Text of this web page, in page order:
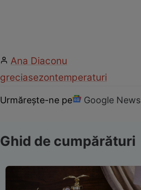
Ana Diaconu
greciasezontemperaturi
Urmărește-ne pe Google News
Ghid de cumpărături